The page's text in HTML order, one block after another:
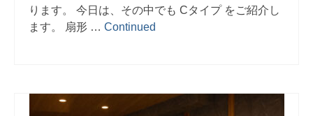
ります。 今日は、その中でも Cタイプ をご紹介し
ます。 扇形 … Continued